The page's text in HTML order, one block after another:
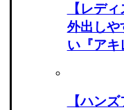
【レデ
外出しや
い『アキ
【ハン